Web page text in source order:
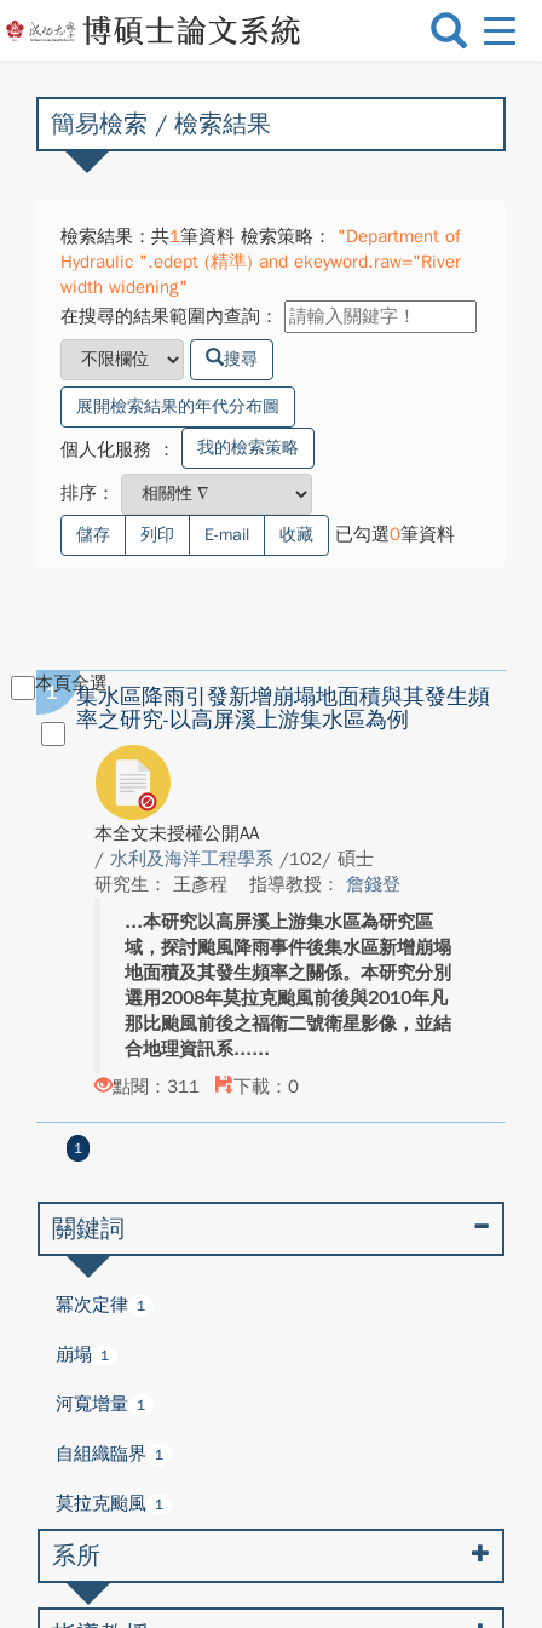
選
換
簡易檢索 / 檢索結果
檢索結果：共1筆資料 檢索策略：
"Department of
Hydraulic ".edept (精準) and ekeyword.raw="River
width widening"
在搜尋的結果範圍內查詢：
搜尋
展開檢索結果的年代分布圖
個人化服務 ： 我的檢索策略
排序：
儲存 列印 E-mail 收藏 已勾選0筆資料
本頁全選
1
集水區降雨引發新增崩塌地面積與其發生頻
率之研究-以高屏溪上游集水區為例
本全文未授權公開AA
/ 水利及海洋工程學系 /102/ 碩士
研究生： 王彥程
指導教授： 詹錢登
本研究以高屏溪上游集水區為研究區
域，探討颱風降雨事件後集水區新增崩塌
地面積及其發生頻率之關係。本研究分別
選用2008年莫拉克颱風前後與2010年凡
那比颱風前後之福衛二號衛星影像，並結
合地理資訊系...
點閱：311
下載：0
1
關鍵詞
冪次定律 1
崩塌 1
河寬增量 1
自組織臨界 1
莫拉克颱風 1
系所